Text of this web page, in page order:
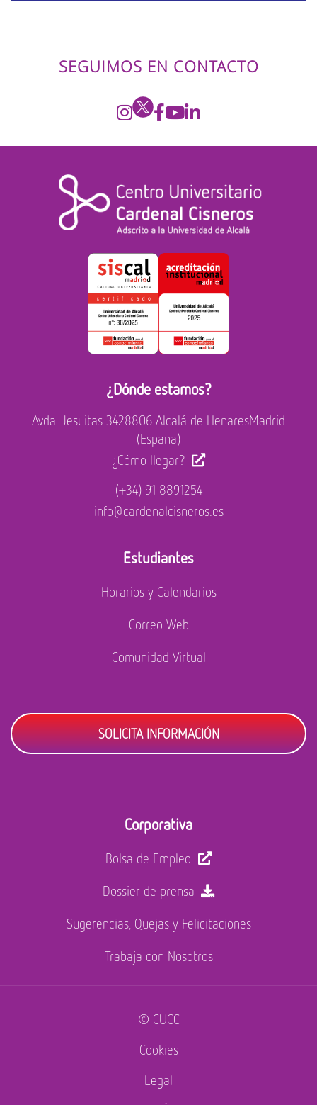
SEGUIMOS EN CONTACTO
¿Dónde estamos?
Avda. Jesuitas 3428806 Alcalá de HenaresMadrid
(España)
¿Cómo llegar?
(+34) 91 8891254
info@cardenalcisneros.es
Estudiantes
Horarios y Calendarios
Correo Web
Comunidad Virtual
SOLICITA INFORMACIÓN
Corporativa
Bolsa de Empleo
Dossier de prensa
Sugerencias, Quejas y Felicitaciones
Trabaja con Nosotros
© CUCC
Cookies
Legal